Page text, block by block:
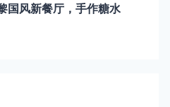
国风新餐厅，手作糖水